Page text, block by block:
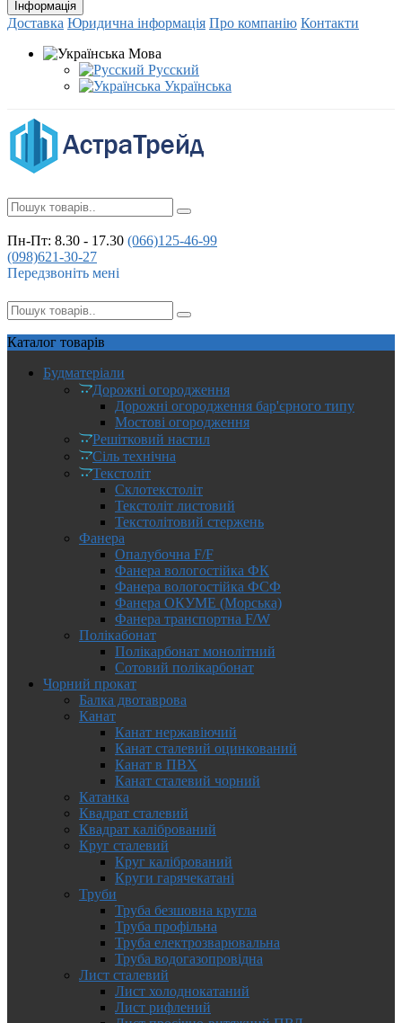
Інформація
Доставка Юридична інформація Про компанію Контакти
Мова
Русский
Українська
Пн-Пт: 8.30 - 17.30 (066)125-46-99
(098)621-30-27
Передзвоніть мені
Каталог товарів
Будматеріали
Дорожні огородження
Дорожні огородження бар'єрного типу
Мостові огородження
Решітковий настил
Сіль технічна
Текстоліт
Склотекстоліт
Текстоліт листовий
Текстолітовий стержень
Фанера
Опалубочна F/F
Фанера вологостійка ФК
Фанера вологостійка ФСФ
Фанера ОКУМЕ (Морська)
Фанера транспортна F/W
Полікабонат
Полікарбонат монолітний
Сотовий полікарбонат
Чорний прокат
Балка двотаврова
Канат
Канат нержавіючий
Канат сталевий оцинкований
Канат в ПВХ
Канат сталевий чорний
Катанка
Квадрат сталевий
Квадрат калібрований
Круг сталевий
Круг калібрований
Круги гарячекатані
Труби
Труба безшовна кругла
Труба профільна
Труба електрозварювальна
Труба водогазопровідна
Лист сталевий
Лист холоднокатаний
Лист рифлений